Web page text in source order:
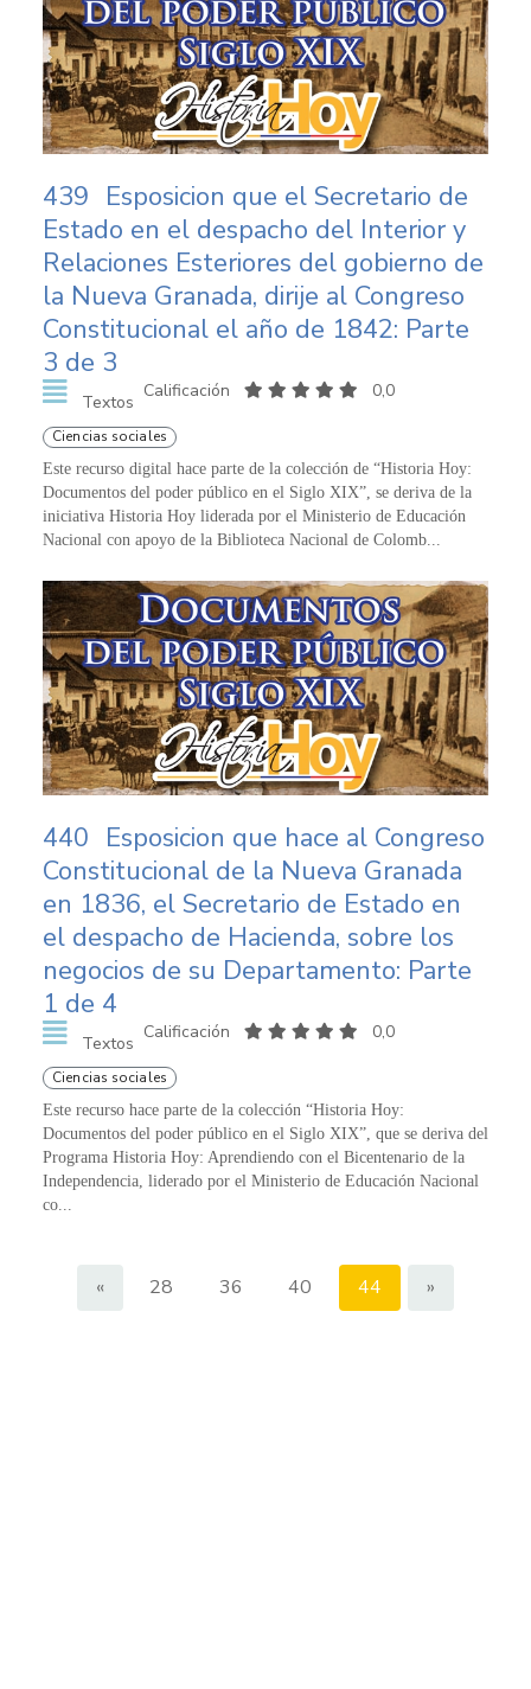
439 Esposicion que el Secretario de
Estado en el despacho del Interior y
Relaciones Esteriores del gobierno de
la Nueva Granada, dirije al Congreso
Constitucional el año de 1842: Parte
3 de 3
Textos
Calificación 0,0
Ciencias sociales
Este recurso digital hace parte de la colección de “Historia Hoy:
Documentos del poder público en el Siglo XIX”, se deriva de la
iniciativa Historia Hoy liderada por el Ministerio de Educación
Nacional con apoyo de la Biblioteca Nacional de Colomb...
440 Esposicion que hace al Congreso
Constitucional de la Nueva Granada
en 1836, el Secretario de Estado en
el despacho de Hacienda, sobre los
negocios de su Departamento: Parte
1 de 4
Textos
Calificación 0,0
Ciencias sociales
Este recurso hace parte de la colección “Historia Hoy:
Documentos del poder público en el Siglo XIX”, que se deriva del
Programa Historia Hoy: Aprendiendo con el Bicentenario de la
Independencia, liderado por el Ministerio de Educación Nacional
co...
« 28 36 40 44 »